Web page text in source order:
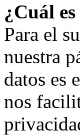
¿Cuál
Para el
nuestra
datos es
nos